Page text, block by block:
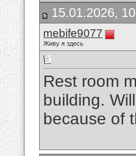
15.01.2026,
mebife9077
Живу я здесь
Rest room
building.
because of